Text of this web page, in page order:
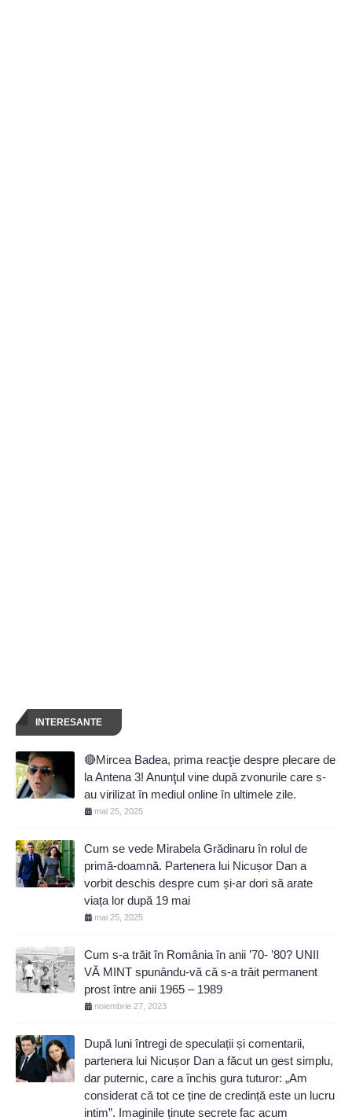
INTERESANTE
🔴Mircea Badea, prima reacţie despre plecare de
la Antena 3! Anunţul vine după zvonurile care s-
au virilizat în mediul online în ultimele zile.
mai 25, 2025
Cum se vede Mirabela Grădinaru în rolul de
primă-doamnă. Partenera lui Nicușor Dan a
vorbit deschis despre cum și-ar dori să arate
viața lor după 19 mai
mai 25, 2025
Cum s-a trăit în România în anii ’70- ’80? UNII
VĂ MINT spunându-vă că s-a trăit permanent
prost între anii 1965 – 1989
noiembrie 27, 2023
După luni întregi de speculații și comentarii,
partenera lui Nicușor Dan a făcut un gest simplu,
dar puternic, care a închis gura tuturor: „Am
considerat că tot ce ține de credință este un lucru
intim”. Imaginile ținute secrete fac acum